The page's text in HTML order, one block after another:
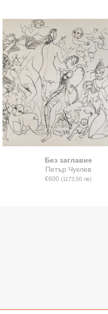
Без заглавие
Петър Чуклев
€600(1173,50 лв)